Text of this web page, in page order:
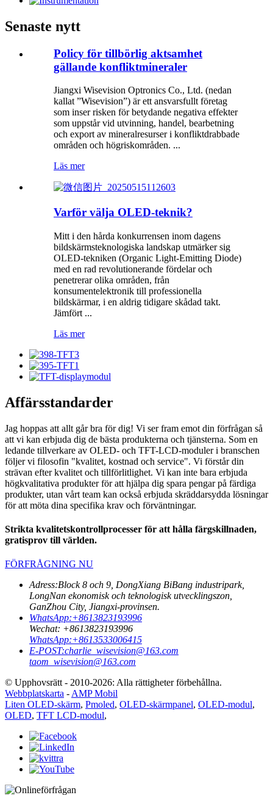
Senaste nytt
Policy för tillbörlig aktsamhet
gällande konfliktmineraler
Jiangxi Wisevision Optronics Co., Ltd. (nedan
kallat ”Wisevision”) är ett ansvarsfullt företag
som inser risken för betydande negativa effekter
som uppstår vid utvinning, handel, bearbetning
och export av mineralresurser i konfliktdrabbade
områden och högriskområden. ...
Läs mer
Varför välja OLED-teknik?
Mitt i den hårda konkurrensen inom dagens
bildskärmsteknologiska landskap utmärker sig
OLED-tekniken (Organic Light-Emitting Diode)
med en rad revolutionerande fördelar och
penetrerar olika områden, från
konsumentelektronik till professionella
bildskärmar, i en aldrig tidigare skådad takt.
Jämfört ...
Läs mer
Affärsstandarder
Jag hoppas att allt går bra för dig! Vi ser fram emot din förfrågan så
att vi kan erbjuda dig de bästa produkterna och tjänsterna. Som en
ledande tillverkare av OLED- och TFT-LCD-moduler i branschen
följer vi filosofin "kvalitet, kostnad och service". Vi förstår din
strävan efter kvalitet och tillförlitlighet. Vi kan inte bara erbjuda
högkvalitativa produkter för att hjälpa dig spara pengar på färdiga
produkter, utan vårt team kan också erbjuda skräddarsydda lösningar
för att möta dina specifika krav och förväntningar.
Strikta kvalitetskontrollprocesser för att hålla färgskillnaden,
gratisprov till världen.
FÖRFRÅGNING NU
Adress:Block 8 och 9, DongXiang BiBang industripark,
LongNan ekonomisk och teknologisk utvecklingszon,
GanZhou City, Jiangxi-provinsen.
WhatsApp:+8613823193996
Wechat: +8613823193996
WhatsApp:+8613533006415
E-POST:charlie_wisevision@163.com
taom_wisevision@163.com
© Upphovsrätt - 2010-2026: Alla rättigheter förbehållna.
Webbplatskarta - AMP Mobil
Liten OLED-skärm, Pmoled, OLED-skärmpanel, OLED-modul,
OLED, TFT LCD-modul,